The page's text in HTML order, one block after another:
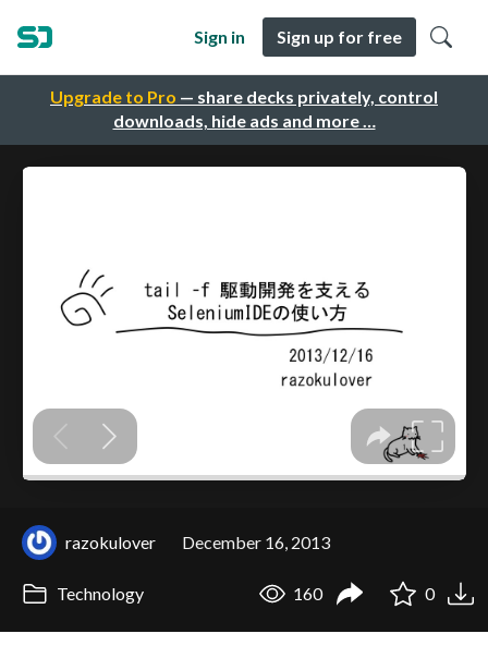
Upgrade to Pro — share decks privately, control
downloads, hide ads and more …
Sign in Sign up for free
razokulover December 16, 2013
Technology 160 0